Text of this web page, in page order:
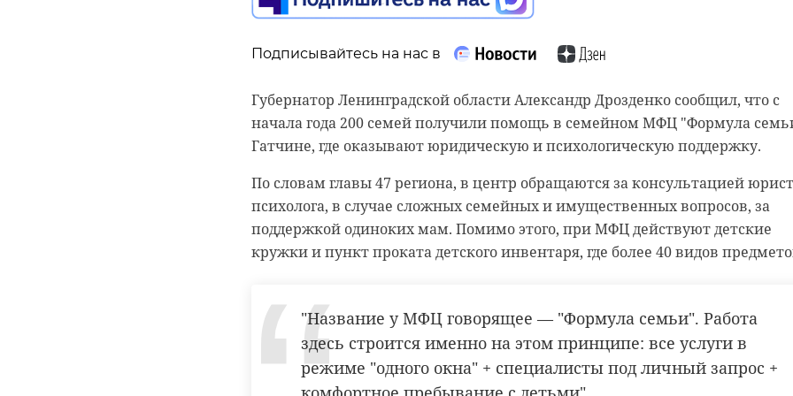
Подписывайтесь на нас в
Губернатор Ленинградской области Александр Дрозденко сообщил, что с
начала года 200 семей получили помощь в семейном МФЦ "Формула
Гатчине, где оказывают юридическую и психологическую поддержку.
По словам главы 47 региона, в центр обращаются за консультацией
психолога, в случае сложных семейных и имущественных вопросов, за
поддержкой одиноких мам. Помимо этого, при МФЦ действуют детские
кружки и пункт проката детского инвентаря, где более 40 видов
"Название у МФЦ говорящее — "Формула семьи". Работа
здесь строится именно на этом принципе: все услуги в
режиме "одного окна" + специалисты под личный запрос +
оценил ход работ. Он напомнил, что физкультурно-оздоровительный
"Реализация этих проектов — последовательная работа по
обеспечению жителей Лодейного Поля доступной
социальной и спортивной инфраструктурой",
— отметил Валерий Енин.
Он напомнил, что за пять лет в Лодейном Поле построили детскую школу
искусств и реконструировали школу №68 на 450 учеников со всем
мультимедийным оборудованием.
на борту потерял ход из-за технической неисправности. Инцидент
произошел недалеко от Троицкого моста.
отметили в прокуратуре, пострадавших нет. Катер отбуксирован к месту
стоянки.
исполнения законодательства о безопасности судоходства и соблюдения
прав пассажиров. Обстоятельства происшествия устанавливают
специалисты.
санкт-петербург прокуратура